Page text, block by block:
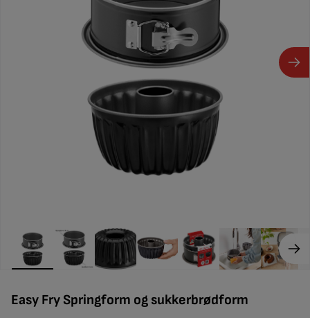
Easy Fry Springform og sukkerbrødform